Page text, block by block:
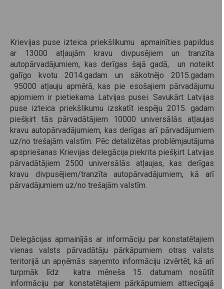
Krievijas puse izteica priekšlikumu apmainīties papildus
ar 13000 atļaujām kravu divpusējiem un tranzīta
autopārvadājumiem, kas derīgas šajā gadā, un noteikt
galīgo kvotu 2014.gadam un sākotnējo 2015.gadam
95000 atļauju apmērā, kas pie esošajiem pārvadājumu
apjomiem ir pietiekama Latvijas pusei. Savukārt Latvijas
puse izteica priekšlikumu izskatīt iespēju 2015. gadam
piešķirt tās pārvadātājiem 10000 universālās atļaujas
kravu autopārvadājumiem, kas derīgas arī pārvadājumiem
uz/no trešajām valstīm. Pēc detalizētas problēmjautājuma
apspriešanas Krievijas delegācija piekrita piešķirt Latvijas
pārvadātājiem 2500 universālās atļaujas, kas derīgas
kravu divpusējiem/tranzīta autopārvadājumiem, kā arī
pārvadājumiem uz/no trešajām valstīm.
Delegācijas apmainījās ar informāciju par konstatētajiem
vienas valsts pārvadātāju pārkāpumiem otras valsts
teritorijā un apņēmās saņemto informāciju izvērtēt, kā arī
turpmāk līdz katra mēneša 15. datumam nosūtīt
informāciju par konstatētajiem pārkāpumiem attiecīgajā